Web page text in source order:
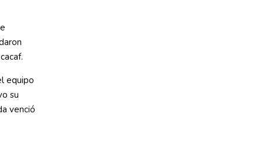
equipo
su
venció